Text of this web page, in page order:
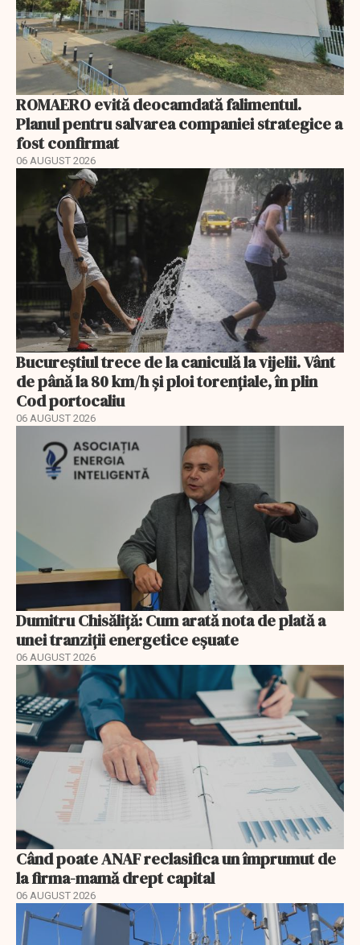
ROMAERO evită deocamdată falimentul.
Planul pentru salvarea companiei strategice a
fost confirmat
06 AUGUST 2026
Bucureștiul trece de la caniculă la vijelii. Vânt
de până la 80 km/h și ploi torențiale, în plin
Cod portocaliu
06 AUGUST 2026
Dumitru Chisăliță: Cum arată nota de plată a
unei tranziții energetice eșuate
06 AUGUST 2026
Când poate ANAF reclasifica un împrumut de
la firma-mamă drept capital
06 AUGUST 2026